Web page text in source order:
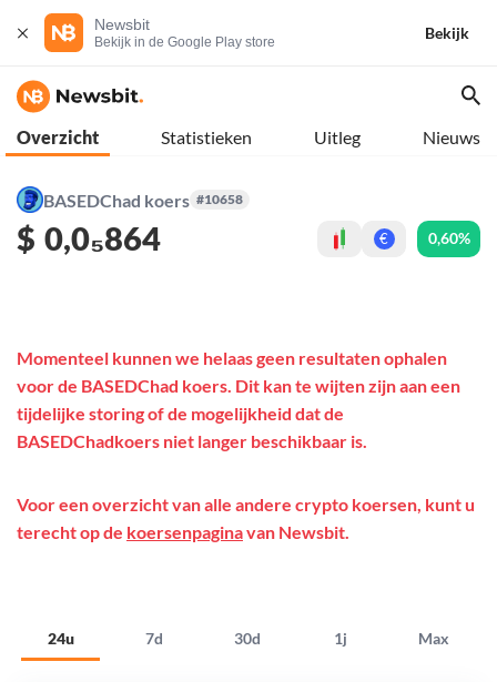
Newsbit
Bekijk in de Google Play store
Bekijk
Overzicht Statistieken Uitleg Nieuws
BASEDChad koers #10658
$ 0,0₅864 € 0,60%
24u 7d 30d 1j Max
Momenteel kunnen we helaas geen resultaten ophalen
voor de BASEDChad koers. Dit kan te wijten zijn aan een
tijdelijke storing of de mogelijkheid dat de
BASEDChadkoers niet langer beschikbaar is.
Voor een overzicht van alle andere crypto koersen, kunt u
terecht op de koersenpaginavan Newsbit.